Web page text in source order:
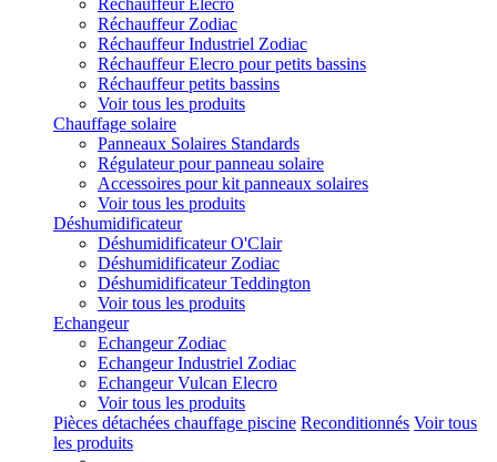
Réchauffeur Elecro
Réchauffeur Zodiac
Réchauffeur Industriel Zodiac
Réchauffeur Elecro pour petits bassins
Réchauffeur petits bassins
Voir tous les produits
Chauffage solaire
Panneaux Solaires Standards
Régulateur pour panneau solaire
Accessoires pour kit panneaux solaires
Voir tous les produits
Déshumidificateur
Déshumidificateur O'Clair
Déshumidificateur Zodiac
Déshumidificateur Teddington
Voir tous les produits
Echangeur
Echangeur Zodiac
Echangeur Industriel Zodiac
Echangeur Vulcan Elecro
Voir tous les produits
Pièces détachées chauffage piscine Reconditionnés Voir tous
les produits